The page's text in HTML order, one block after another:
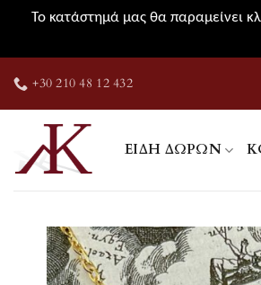
Το κατάστημά μας θα παραμείνει
στο
+30 210 48 12 432
ΕΊΔΗ ΔΏΡΩΝ